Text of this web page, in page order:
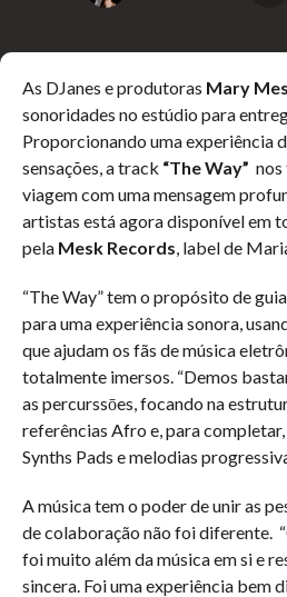
As DJanes e produtoras Mary
sonoridades no estúdio para
Proporcionando uma experiência
sensações, a track “The Way” nos
viagem com uma mensagem
artistas está agora disponível em
pela Mesk Records, label de
“The Way” tem o propósito de
para uma experiência sonora,
que ajudam os fãs de música
totalmente imersos. “Demos
as percurssōes, focando na
referências Afro e, para
Synths Pads e melodias
A música tem o poder de unir as
de colaboração não foi diferente.
foi muito além da música em si e
sincera. Foi uma experiência bem